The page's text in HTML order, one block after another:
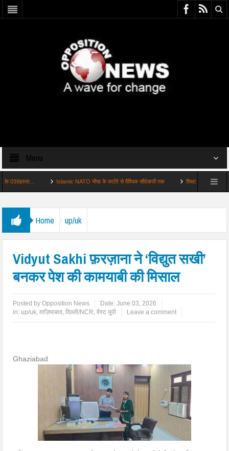
Menu
Islamic NATO भीख के कटोरे से वैश्विक सौदेबाजी तक शिक्षा: 039शिक्षा मंत्री पद से
Home up/uk
Vidyut Sakhi फ़रज़ाना ने ‘विद्युत सखी’
बनकर पेश की कामयाबी की मिसाल
Posted byOpposition News Date:June 03, 2026
in: up/uk,ग़ाज़ियाबाद,दिल्ली/NCR,वैस्ट यूपी Leave a comment
Ghaziabad